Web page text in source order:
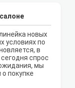
новых
условиях по
в
спрос
мы
покупке